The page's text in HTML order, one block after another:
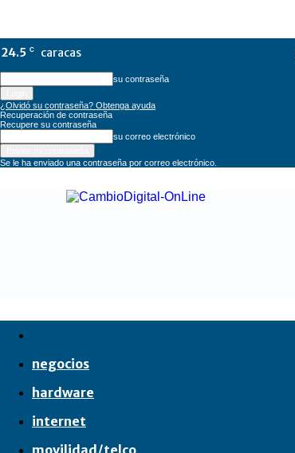
24.5 C caracas
su contraseña
¿Olvidó su contraseña? Obtenga ayuda
Recuperación de contraseña
Recupere su contraseña
su correo electrónico
Se le ha enviado una contraseña por correo electrónico.
CambioDigital
negocios
hardware
internet
movilidad/telco